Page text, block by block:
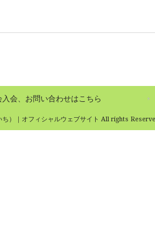
入会、お問い合わせはこちら
）｜オフィシャルウェブサイト All rights